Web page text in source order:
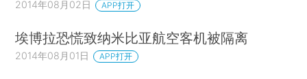
2014年08月02日 APP打开
埃博拉恐慌致纳米比亚航空客机被隔离
2014年08月01日 APP打开